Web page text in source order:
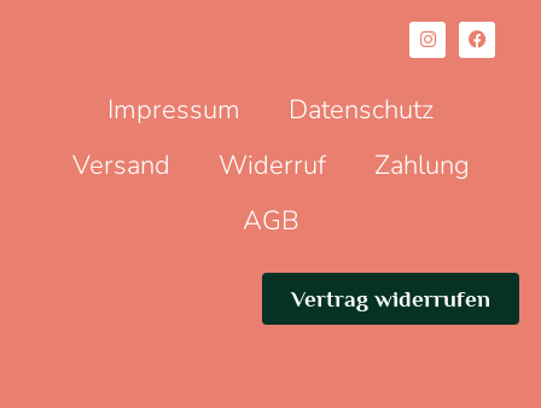
Impressum
Datenschutz
Versand
Widerruf
Zahlung
AGB
Vertrag widerrufen